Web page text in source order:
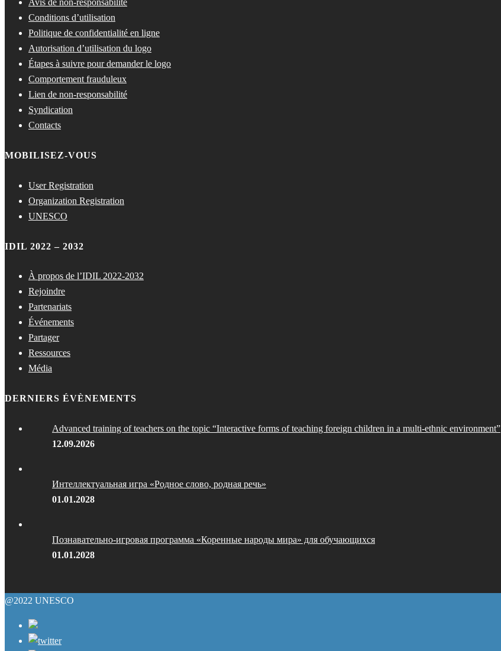
Avis de non-responsabilité
Conditions d’utilisation
Politique de confidentialité en ligne
Autorisation d’utilisation du logo
Étapes à suivre pour demander le logo
Comportement frauduleux
Lien de non-responsabilité
Syndication
Contacts
MOBILISEZ-VOUS
User Registration
Organization Registration
UNESCO
IDIL 2022 – 2032
À propos de l’IDIL 2022-2032
Rejoindre
Partenariats
Événements
Partager
Ressources
Média
DERNIERS ÉVÈNEMENTS
Advanced training of teachers on the topic “Interactive forms of teaching foreign children in a multi-ethnic environment”
12.09.2026
Интеллектуальная игра «Родное слово, родная речь»
01.01.2028
Познавательно-игровая программа «Коренные народы мира» для обучающихся
01.01.2028
@2022 UNESCO